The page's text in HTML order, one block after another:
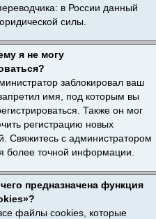
в России данный
силы.
я не могу
заблокировал ваш
имя, под которым вы
Также он мог
регистрацию новых
Свяжитесь с администратором
более точной информации.
предназначена функция
файлы cookies, которые